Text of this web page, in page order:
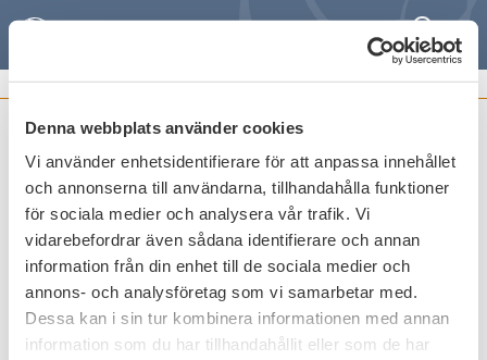
Denna webbplats använder cookies
Vi använder enhetsidentifierare för att anpassa innehållet
och annonserna till användarna, tillhandahålla funktioner
för sociala medier och analysera vår trafik. Vi
vidarebefordrar även sådana identifierare och annan
information från din enhet till de sociala medier och
annons- och analysföretag som vi samarbetar med.
Dessa kan i sin tur kombinera informationen med annan
information som du har tillhandahållit eller som de har
SökMeny
Sök